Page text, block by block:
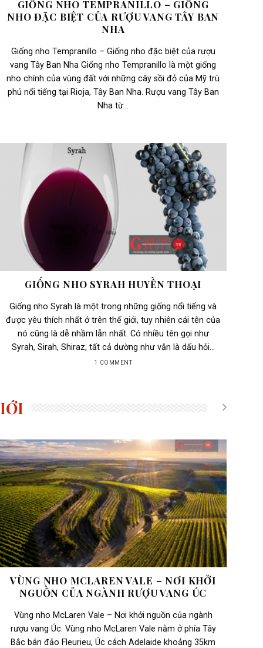
GIỐNG NHO TEMPRANILLO – GIỐNG
NHO ĐẶC BIỆT CỦA RƯỢU VANG TÂY BAN
NHA
Giống nho Tempranillo – Giống nho đặc biệt của rượu
vang Tây Ban Nha Giống nho Tempranillo là một giống
nho chính của vùng đất với những cây sồi đỏ của Mỹ trù
phú nổi tiếng tại Rioja, Tây Ban Nha. Rượu vang Tây Ban
Nha từ...
GIỐNG NHO SYRAH HUYỀN THOẠI
Giống nho Syrah là một trong những giống nổi tiếng và
được yêu thích nhất ở trên thế giới, tuy nhiên cái tên của
nó cũng là dễ nhầm lẫn nhất. Có nhiều tên gọi như
Syrah, Sirah, Shiraz, tất cả dường như vẫn là dấu hỏi...
1 COMMENT
VÙNG NHO MCLAREN VALE – NƠI KHỞI
NGUỒN CỦA NGÀNH RƯỢU VANG ÚC
Vùng nho McLaren Vale – Nơi khởi nguồn của ngành
rượu vang Úc. Vùng nho McLaren Vale nằm ở phía Tây
Bắc bán đảo Fleurieu, Úc cách Adelaide khoảng 35km